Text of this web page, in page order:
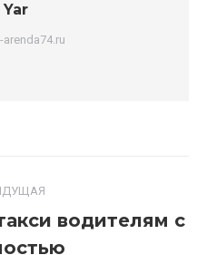
Yar
Предыдущаяводителям с